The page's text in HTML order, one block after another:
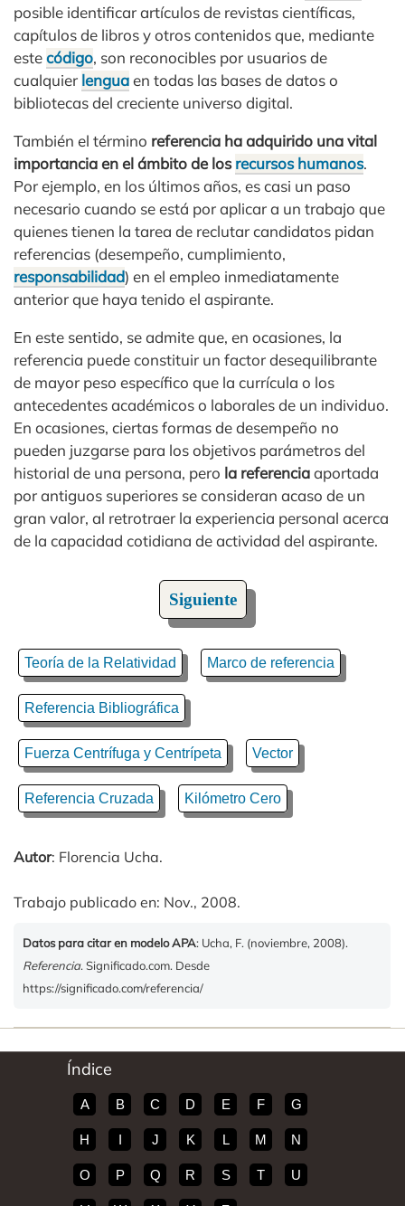
posible identificar artículos de revistas científicas,
capítulos de libros y otros contenidos que, mediante
estecódigo, son reconocibles por usuarios de
cualquier lenguaen todas las bases de datos o
bibliotecas del creciente universo digital.
También el término referencia ha adquirido una vital
importancia en el ámbito de losrecursos humanos.
Por ejemplo, en los últimos años, es casi un paso
necesario cuando se está por aplicar a un trabajo que
quienes tienen la tarea de reclutar candidatos pidan
referencias (desempeño, cumplimiento,
responsabilidad) en el empleo inmediatamente
anterior que haya tenido el aspirante.
En este sentido, se admite que, en ocasiones, la
referencia puede constituir un factor desequilibrante
de mayor peso específico que la currícula o los
antecedentes académicos o laborales de un individuo.
En ocasiones, ciertas formas de desempeño no
pueden juzgarse para los objetivos parámetros del
historial de una persona, pero la referenciaaportada
por antiguos superiores se consideran acaso de un
gran valor, al retrotraer la experiencia personal acerca
de la capacidad cotidiana de actividad del aspirante.
Siguiente
Teoría de la Relatividad Marco de referencia
Referencia Bibliográfica
Fuerza Centrífuga y Centrípeta Vector
Referencia Cruzada Kilómetro Cero
Autor: Florencia Ucha.
Trabajo publicado en: Nov., 2008.
Datos para citar en modelo APA: Ucha, F. (noviembre, 2008).
Referencia. Significado.com. Desde
https://significado.com/referencia/
Índice
A B C D E F G
H I J K L M N
O P Q R S T U